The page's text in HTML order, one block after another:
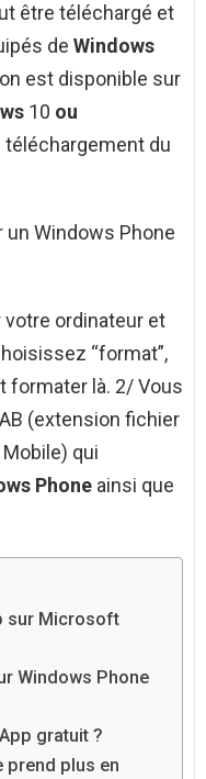
être téléchargé et
de Windows
est disponible sur
10 ou
du
Windows Phone
votre ordinateur et
“format”,
formater là. 2/ Vous
(extension fichier
Mobile) qui
Phone ainsi que
sur Microsoft
Windows Phone
gratuit ?
prend plus en